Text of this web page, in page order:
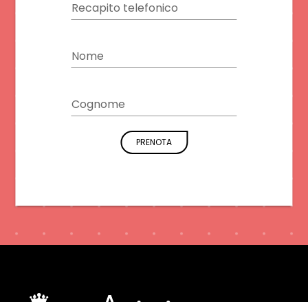
Recapito telefonico
Nome
Cognome
PRENOTA